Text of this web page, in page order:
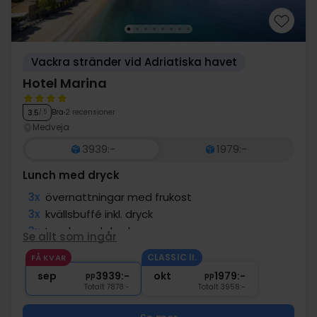
Vackra stränder vid Adriatiska havet
Hotel Marina
3.5/ 5 Bra 2 recensioner
Medveja
3939:-
1979:-
Lunch med dryck
3x övernattningar med frukost
3x kvällsbuffé inkl. dryck
3x Lunch med dryck
1x Kaffe och kaka på Café Strauss
∞ Tillgång till pool
Se allt som ingår
FÅ KVAR
sep pp3939:-
Totalt 7878:-
CLASSIC II.
okt pp1979:-
Totalt 3958:-